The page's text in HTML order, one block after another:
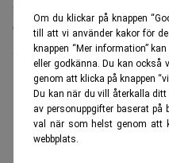
Om du klickar på knappen
till att vi använder kakor för
knappen “Mer information”
eller godkänna. Du kan också
genom att klicka på knappen
Du kan när du vill återkalla
av personuppgifter baserat
val när som helst genom att
webbplats.
de förbättringsåtgärder
sig om hållbarhet och vill
ANNONS